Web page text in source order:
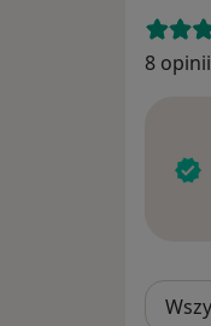
8 opinii